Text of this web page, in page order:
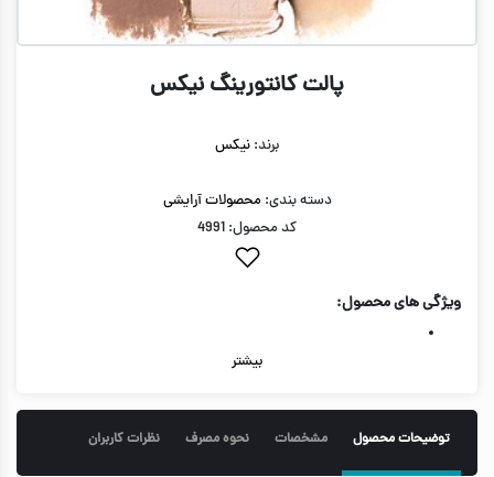
پالت کانتورینگ نیکس
برند: نیکس
دسته بندی: محصولات آرایشی
کد محصول: 4991
ویژگی های محصول:
بیشتر
توضیحات محصول مشخصات نحوه مصرف نظرات کاربران